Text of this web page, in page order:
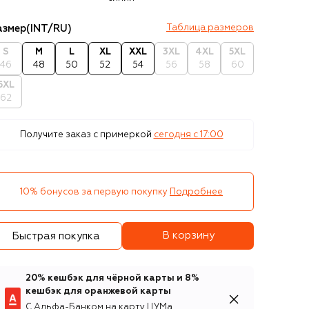
(INT/RU) Таблица размеров
S
46
M
48
L
50
XL
52
XXL
54
3XL
56
4XL
58
5XL
60
62
Получите заказ с примеркой сегодня c 17:00
10% бонусов за первую покупку Подробнее
Быстрая покупка В корзину
20% кешбэк для чёрной карты и 8%
кешбэк для оранжевой карты